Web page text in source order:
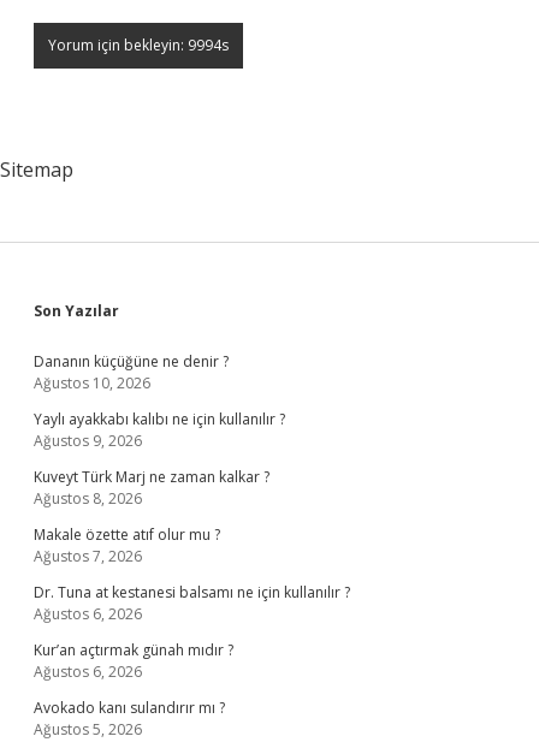
Sitemap
Sidebar
Son Yazılar
Dananın küçüğüne ne denir ?
Ağustos 10, 2026
Yaylı ayakkabı kalıbı ne için kullanılır ?
Ağustos 9, 2026
Kuveyt Türk Marj ne zaman kalkar ?
Ağustos 8, 2026
Makale özette atıf olur mu ?
Ağustos 7, 2026
Dr. Tuna at kestanesi balsamı ne için kullanılır ?
Ağustos 6, 2026
Kur’an açtırmak günah mıdır ?
Ağustos 6, 2026
Avokado kanı sulandırır mı ?
Ağustos 5, 2026